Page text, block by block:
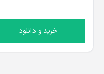
خرید و دانلود